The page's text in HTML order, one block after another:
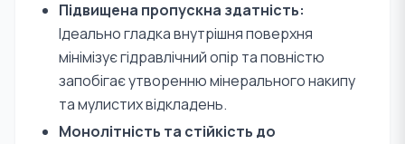
Підвищена пропускна здатність:
Ідеально гладка внутрішня поверхня
мінімізує гідравлічний опір та повністю
запобігає утворенню мінерального накипу
та мулистих відкладень.
Монолітність та стійкість до